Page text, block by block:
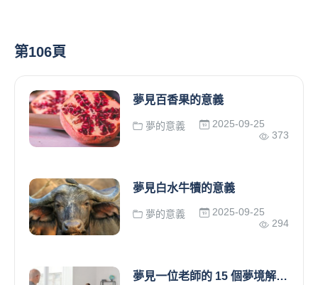
第106頁
夢見百香果的意義
夢的意義
2025-09-25
373
夢見白水牛犢的意義
夢的意義
2025-09-25
294
夢見一位老師的 15 個夢境解釋：夢見幫老師 、 夢見老師參加考試